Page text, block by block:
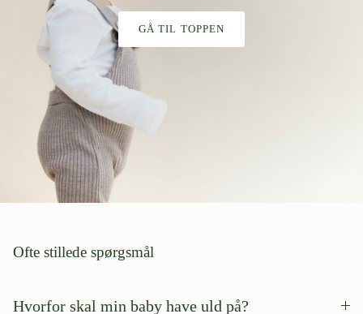
GÅ TIL TOPPEN
Ofte stillede spørgsmål
Hvorfor skal min baby have uld på?